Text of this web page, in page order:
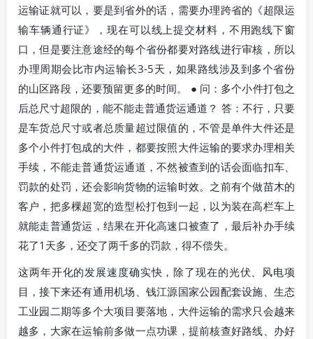
运输证就可以，要是到省外的话，需要办理跨省的《超限运
输车辆通行证》，现在可以线上提交材料，不用跑线下窗
口，但是要注意途经的每个省份都要对路线进行审核，所以
办理周期会比市内运输长3-5天，如果路线涉及到多个省份
的山区路段，还要预留更多的时间。 ● 问：多个小件打包之
后总尺寸超限的，能不能走普通货运通道？ 答：不行，只要
是车货总尺寸或者总质量超过限值的，不管是单件大件还是
多个小件打包成的大件，都要按照大件运输的要求办理相关
手续，不能走普通货运通道，不然被查到的话会面临扣车、
罚款的处罚，还会影响货物的运输时效。之前有个做苗木的
客户，把多棵超宽的造型松打包到一起，以为装在高栏车上
就能走普通货运，结果在开化高速口被查了，最后补办手续
花了1天多，还交了两千多的罚款，得不偿失。
这两年开化的发展速度确实快，除了现在的光伏、风电项
目，接下来还有通用机场、钱江源国家公园配套设施、生态
工业园二期等多个大项目要落地，大件运输的需求只会越来
越多，大家在运输前多做一点功课，提前核查好路线、办好